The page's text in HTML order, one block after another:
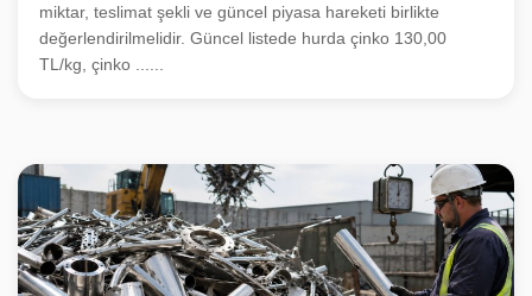
miktar, teslimat şekli ve güncel piyasa hareketi birlikte
değerlendirilmelidir. Güncel listede hurda çinko 130,00
TL/kg, çinko ......